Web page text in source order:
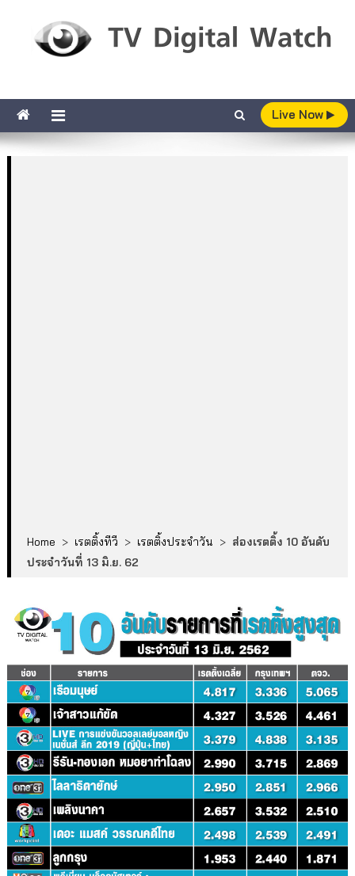
Live Now
Home > เรตติ้งทีวี > เรตติ้งประจำวัน > ส่องเรตติ้ง 10 อันดับ
ประจำวันที่ 13 มิ.ย. 62